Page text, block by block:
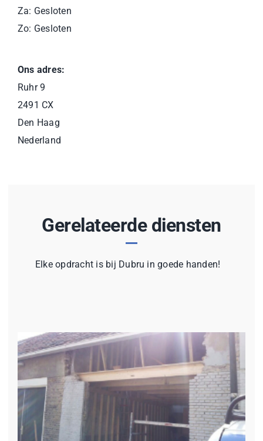
Za: Gesloten
Zo: Gesloten
Ons adres:
Ruhr 9
2491 CX
Den Haag
Nederland
Gerelateerde diensten
Elke opdracht is bij Dubru in goede handen!